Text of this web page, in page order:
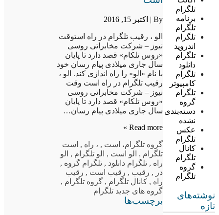
تلگرام
برنامه
تلگرام
تلگرام
اندروید
تلگرام
دانلود
تلگرام
کامپیوتر
تلگرام
گروه
دسته‌بندی
نشده
عکس
تلگرام
کانال
تلگرام
گروه
تلگرام
نوشته‌های
تازه
By | اکتبر 15, 2016
الو ، رقیب تلگرام در راه استوقت
نیوز – شرکت مخابراتی روسی
«روس تلکام» قصد دارد تا پایان
سال جاری میلادی پیام رسان خود
با نام «الو» را راه اندازی کند. الو ،
رقیب تلگرام در راه است وقت
نیوز – شرکت مخابراتی روسی
«روس تلکام» قصد دارد تا پایان
سال جاری میلادی پیام رسان…
Read more »
گروه تلگرام، است , ، راه , است
تلگرام , الو است , الو تلگرام , الو
راه , تلگرام دانلود , تلگرام گروه ,
در , رقیب , رقیب است , رقیب
راه , کانال تلگرام , گروه تلگرام ,
گروه های جدید تلگرام
برچسب‌ها